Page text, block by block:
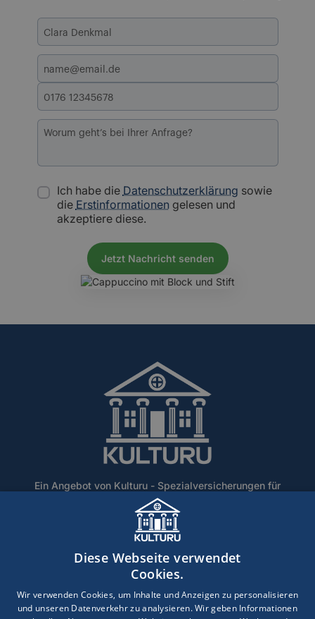
Ich habe die Datenschutzerklärung sowie
die Erstinformationen gelesen und
akzeptiere diese.
Ein Angebot von Kulturu - Spezialversicherungen für
Denkmalschutz und historische Gebäude.
Über UnsBlogLexikon
ErstinformationHaftungsausschlussImpressum
Datenschutz
Copyright © 2026 · Ein Service der DEVK Gebietsdirektion
Diese Webseite verwendet
Cookies.
Wir verwenden Cookies, um Inhalte und Anzeigen zu personalisieren
und unseren Datenverkehr zu analysieren. Wir geben Informationen